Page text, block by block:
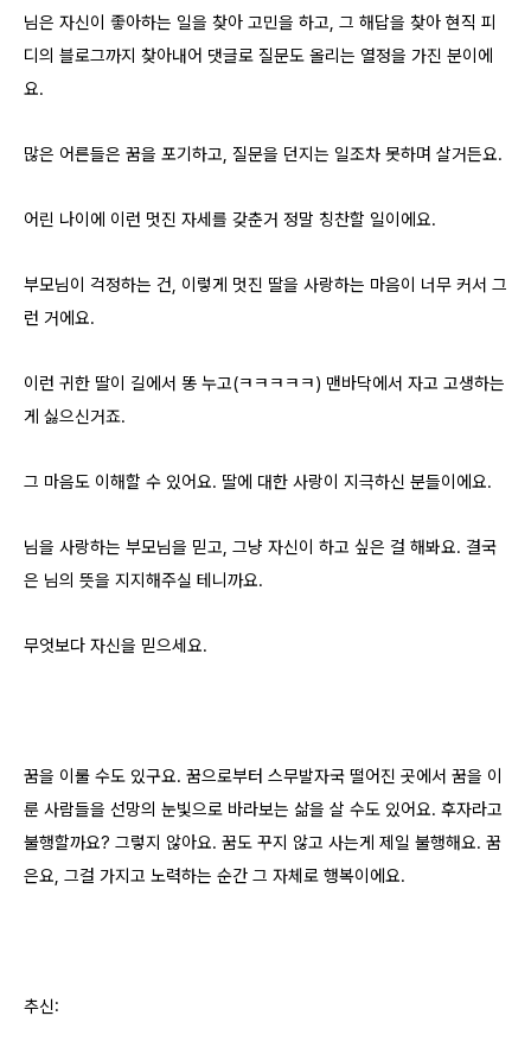
님은 자신이 좋아하는 일을 찾아 고민을 하고, 그 해답을 찾아 현직 피
디의 블로그까지 찾아내어 댓글로 질문도 올리는 열정을 가진 분이에
요.
많은 어른들은 꿈을 포기하고, 질문을 던지는 일조차 못하며 살거든요.
어린 나이에 이런 멋진 자세를 갖춘거 정말 칭찬할 일이에요.
부모님이 걱정하는 건, 이렇게 멋진 딸을 사랑하는 마음이 너무 커서 그
런 거에요.
이런 귀한 딸이 길에서 똥 누고(ㅋㅋㅋㅋㅋ) 맨바닥에서 자고 고생하는
게 싫으신거죠.
그 마음도 이해할 수 있어요. 딸에 대한 사랑이 지극하신 분들이에요.
님을 사랑하는 부모님을 믿고, 그냥 자신이 하고 싶은 걸 해봐요. 결국
은 님의 뜻을 지지해주실 테니까요.
무엇보다 자신을 믿으세요.
꿈을 이룰 수도 있구요. 꿈으로부터 스무발자국 떨어진 곳에서 꿈을 이
룬 사람들을 선망의 눈빛으로 바라보는 삶을 살 수도 있어요. 후자라고
불행할까요? 그렇지 않아요. 꿈도 꾸지 않고 사는게 제일 불행해요. 꿈
은요, 그걸 가지고 노력하는 순간 그 자체로 행복이에요.
추신: